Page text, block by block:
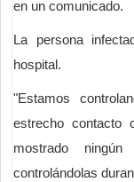
en un comunicado.
La persona
hospital.
"Estamos
estrecho contacto
mostrado
controlándolas